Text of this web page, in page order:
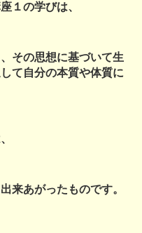
１の学びは、
その思想に基づいて生
て自分の本質や体質に
来あがったものです。